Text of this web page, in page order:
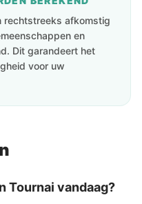
rechtstreeks afkomstig
en
Dit garandeert het
voor uw
Tournai vandaag?